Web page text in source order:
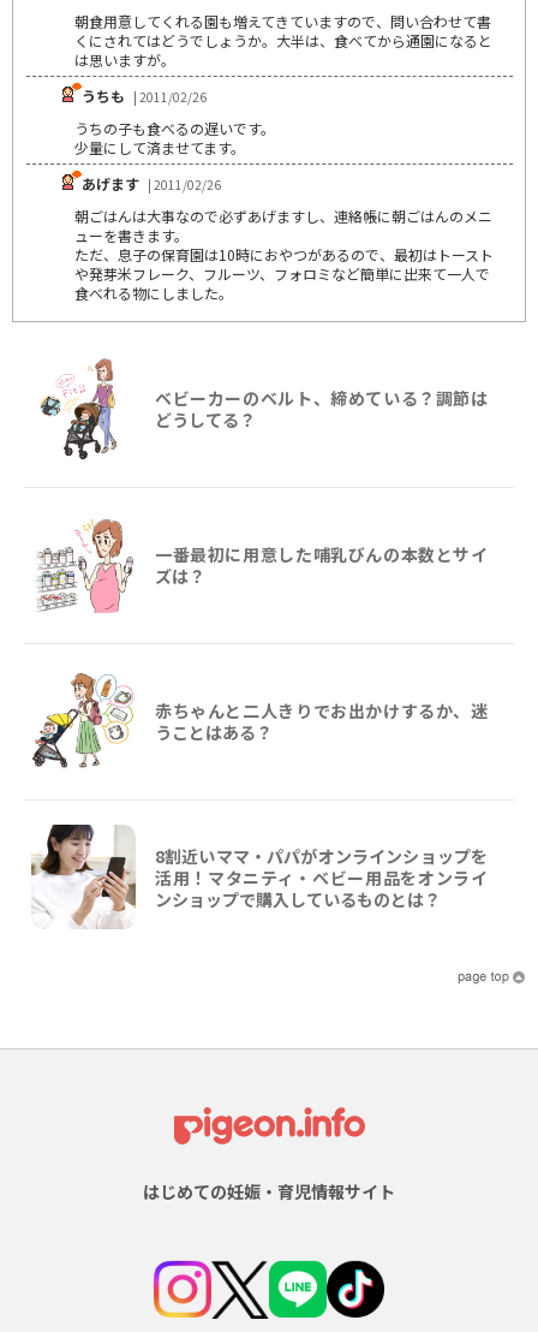
朝食用意してくれる園も増えてきていますので、問い合わせて書
くにされてはどうでしょうか。大半は、食べてから通園になると
は思いますが。
うちも | 2011/02/26
うちの子も食べるの遅いです。
少量にして済ませてます。
あげます | 2011/02/26
朝ごはんは大事なので必ずあげますし、連絡帳に朝ごはんのメニ
ューを書きます。
ただ、息子の保育園は10時におやつがあるので、最初はトースト
や発芽米フレーク、フルーツ、フォロミなど簡単に出来て一人で
食べれる物にしました。
ベビーカーのベルト、締めている？調節は
どうしてる？
一番最初に用意した哺乳びんの本数とサイ
ズは？
赤ちゃんと二人きりでお出かけするか、迷
うことはある？
8割近いママ・パパがオンラインショップを
活用！マタニティ・ベビー用品をオンライ
ンショップで購入しているものとは？
はじめての妊娠・育児情報サイト